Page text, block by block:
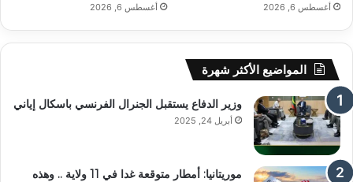
أغسطس 6, 2026 أغسطس 6, 2026
المواضيع الأكثر شهرة
وزير الدفاع يستقبل الجنرال الفرنسي باسكال إياني
أبريل 24, 2025
موريتانيا: أمطار متوقعة غدا في 11 ولاية .. وهذه